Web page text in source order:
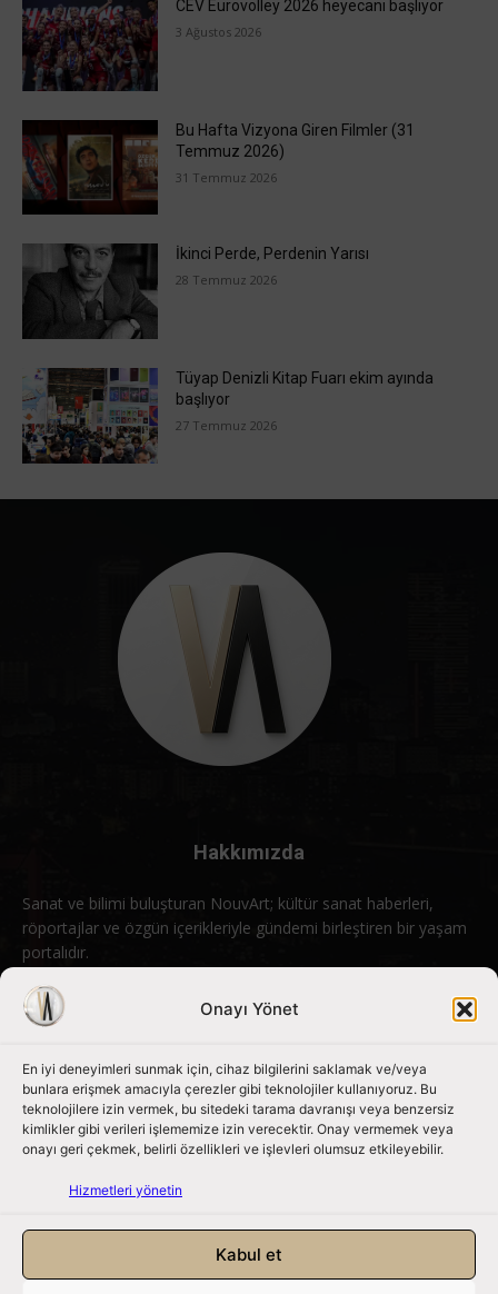
Onayı Yönet
En iyi deneyimleri sunmak için, cihaz bilgilerini saklamak ve/veya
bunlara erişmek amacıyla çerezler gibi teknolojiler kullanıyoruz. Bu
teknolojilere izin vermek, bu sitedeki tarama davranışı veya benzersiz
kimlikler gibi verileri işlememize izin verecektir. Onay vermemek veya
onayı geri çekmek, belirli özellikleri ve işlevleri olumsuz etkileyebilir.
Hizmetleri yönetin
Kabul et
CEV Eurovolley 2026 heyecanı başlıyor
3 Ağustos 2026
Bu Hafta Vizyona Giren Filmler (31
Temmuz 2026)
31 Temmuz 2026
İkinci Perde, Perdenin Yarısı
28 Temmuz 2026
Tüyap Denizli Kitap Fuarı ekim ayında
başlıyor
27 Temmuz 2026
Hakkımızda
Sanat ve bilimi buluşturan NouvArt; kültür sanat haberleri,
röportajlar ve özgün içerikleriyle gündemi birleştiren bir yaşam
portalıdır.
Bizimle iletişime geçin: info@nouvart.net
Bizi Takip Edin